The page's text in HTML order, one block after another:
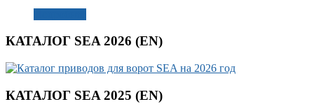
КАТАЛОГ SEA 2026 (EN)
КАТАЛОГ SEA 2025 (EN)